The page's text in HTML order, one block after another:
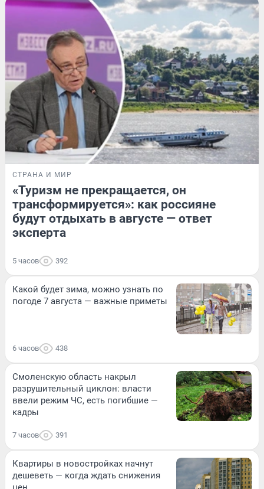
СТРАНА И МИР
«Туризм не прекращается, он
трансформируется»: как россияне
будут отдыхать в августе — ответ
эксперта
5 часов 392
Какой будет зима, можно узнать по
погоде 7 августа — важные приметы
6 часов 438
Смоленскую область накрыл
разрушительный циклон: власти
ввели режим ЧС, есть погибшие —
кадры
7 часов 391
Квартиры в новостройках начнут
дешеветь — когда ждать снижения